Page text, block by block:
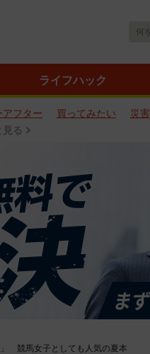
ライフハック
アフター 買ってみたい 災害
見る
競馬女子としても人気の夏本